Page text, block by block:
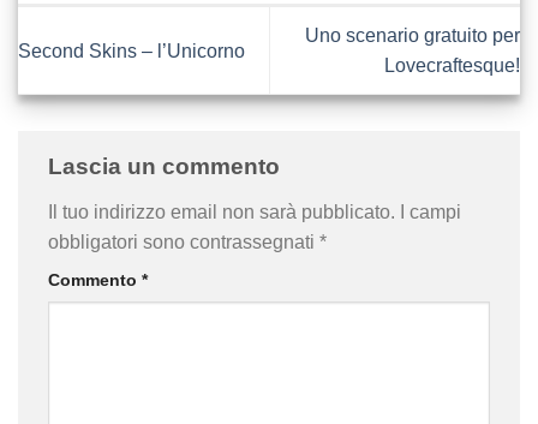
Second Skins – l’Unicorno
Uno scenario gratuito per
Lovecraftesque!
Lascia un commento
Il tuo indirizzo email non sarà pubblicato.
I campi
obbligatori sono contrassegnati *
Commento *